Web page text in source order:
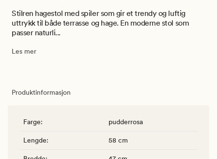
Stilren hagestol med spiler som gir et trendy og luftig
uttrykk til både terrasse og hage. En moderne stol som
passer naturli...
Les mer
Produktinformasjon
Farge: pudderrosa
Lengde: 58 cm